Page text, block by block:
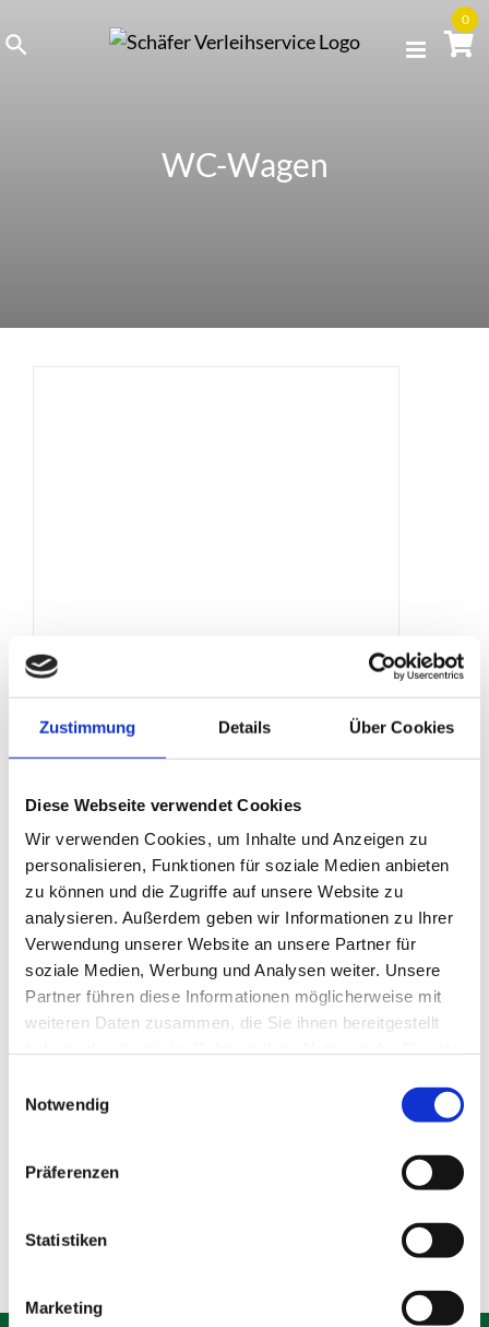
Zustimmung Details Über Cookies
Diese Webseite verwendet Cookies
Wir verwenden Cookies, um Inhalte und Anzeigen zu
personalisieren, Funktionen für soziale Medien anbieten
zu können und die Zugriffe auf unsere Website zu
analysieren. Außerdem geben wir Informationen zu Ihrer
Verwendung unserer Website an unsere Partner für
soziale Medien, Werbung und Analysen weiter. Unsere
Partner führen diese Informationen möglicherweise mit
weiteren Daten zusammen, die Sie ihnen bereitgestellt
Notwendig
Präferenzen
Statistiken
Marketing
to
WC-Wagen
0
WC-Container
Produktdetails
WC-Wagen
Produktdetails